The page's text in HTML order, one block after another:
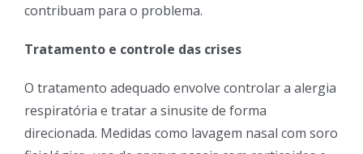
contribuam para o problema.
Tratamento e controle das crises
O tratamento adequado envolve controlar a alergia
respiratória e tratar a sinusite de forma
direcionada. Medidas como lavagem nasal com soro